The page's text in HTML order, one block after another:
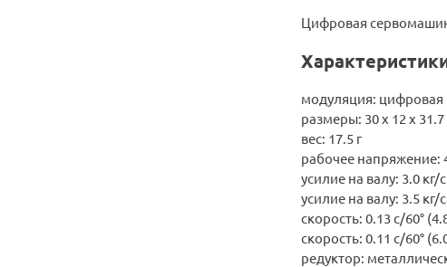
Цифровая
модуляция: цифровая
размеры: 30 x 12 x
вес: 17.5 г
рабочее напряжение:
усилие на валу: 3.0 кг/
усилие на валу: 3.5 кг/
скорость: 0.13 с/60°
скорость: 0.11 с/60°
редуктор: